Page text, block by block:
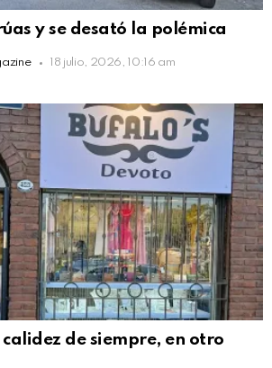
y se desató la polémica
18 julio, 2026, 10:16 am
calidez de siempre, en otro